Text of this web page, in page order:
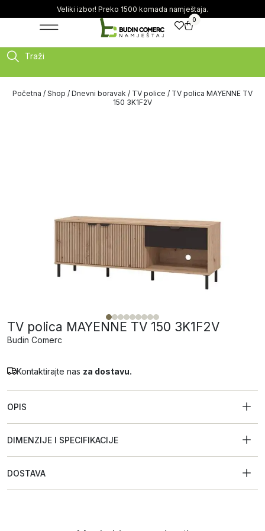
Veliki izbor! Preko 1500 komada namještaja.
0
Traži
Početna / Shop / Dnevni boravak / TV police / TV polica MAYENNE TV
150 3K1F2V
TV polica MAYENNE TV 150 3K1F2V
Budin Comerc
Kontaktirajte nas za dostavu.
OPIS
DIMENZIJE I SPECIFIKACIJE
DOSTAVA